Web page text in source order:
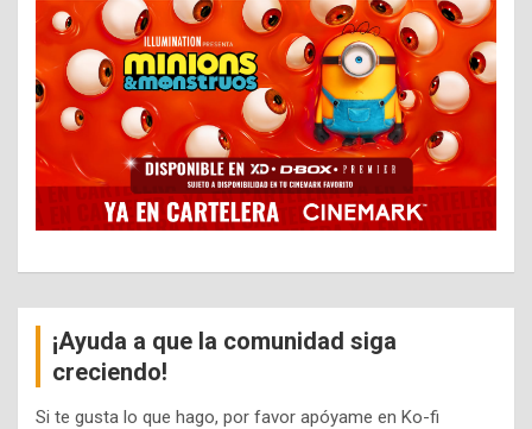
¡Ayuda a que la comunidad siga
creciendo!
Si te gusta lo que hago, por favor apóyame en Ko-fi